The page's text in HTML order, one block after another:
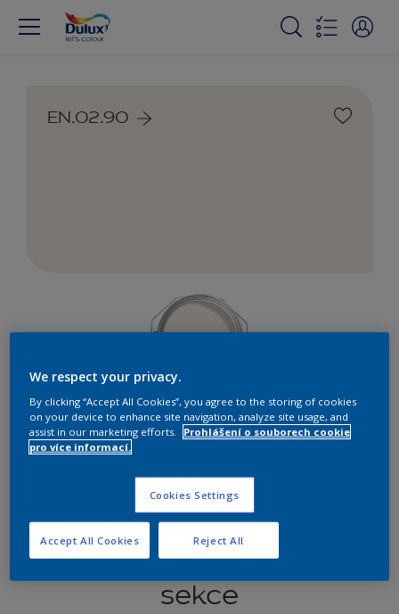
EN.02.90
Najít výrobek v tomto odstínu
Koordinovat barevné
sekce
We respect your privacy.
By clicking “Accept All Cookies”, you agree to the storing of cookies
on your device to enhance site navigation, analyze site usage, and
assist in our marketing efforts.
Prohlášení o souborech cookie
pro více informací.
Cookies Settings
Reject All
Accept All Cookies